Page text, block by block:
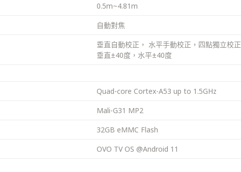
0.5m~4.81m
自動對焦
垂直自動校正， 水平手動校正，四點獨立校正
垂直±40度，水平±40度
Quad-core Cortex-A53 up to 1.5GHz
Mali-G31 MP2
32GB eMMC Flash
OVO TV OS @Android 11